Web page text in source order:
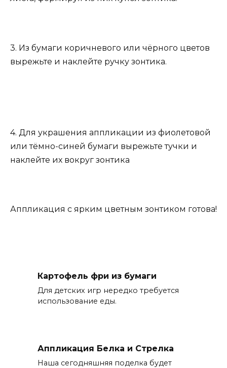
3. Из бумаги коричневого или чёрного цветов
вырежьте и наклейте ручку зонтика.
4. Для украшения аппликации из фиолетовой
или тёмно-синей бумаги вырежьте тучки и
наклейте их вокруг зонтика
Аппликация с ярким цветным зонтиком готова!
Картофель фри из бумаги
Для детских игр нередко требуется
использование еды.
Аппликация Белка и Стрелка
Наша сегодняшняя поделка будет